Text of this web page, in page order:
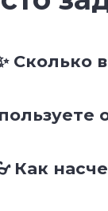
Сколько
Как